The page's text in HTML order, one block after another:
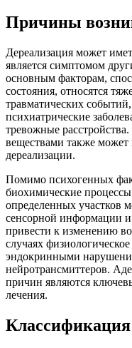
Причины
Дереализация может
является симптомом
основным факторам,
состояния, относятся
травматических
психиатрические
тревожные
веществами также
дереализации.
Помимо психогенных
биохимические
определенных участков
сенсорной информации
привести к изменению
случаях
эндокринными
нейротрансмиттеров.
причин являются
лечения.
Классификация